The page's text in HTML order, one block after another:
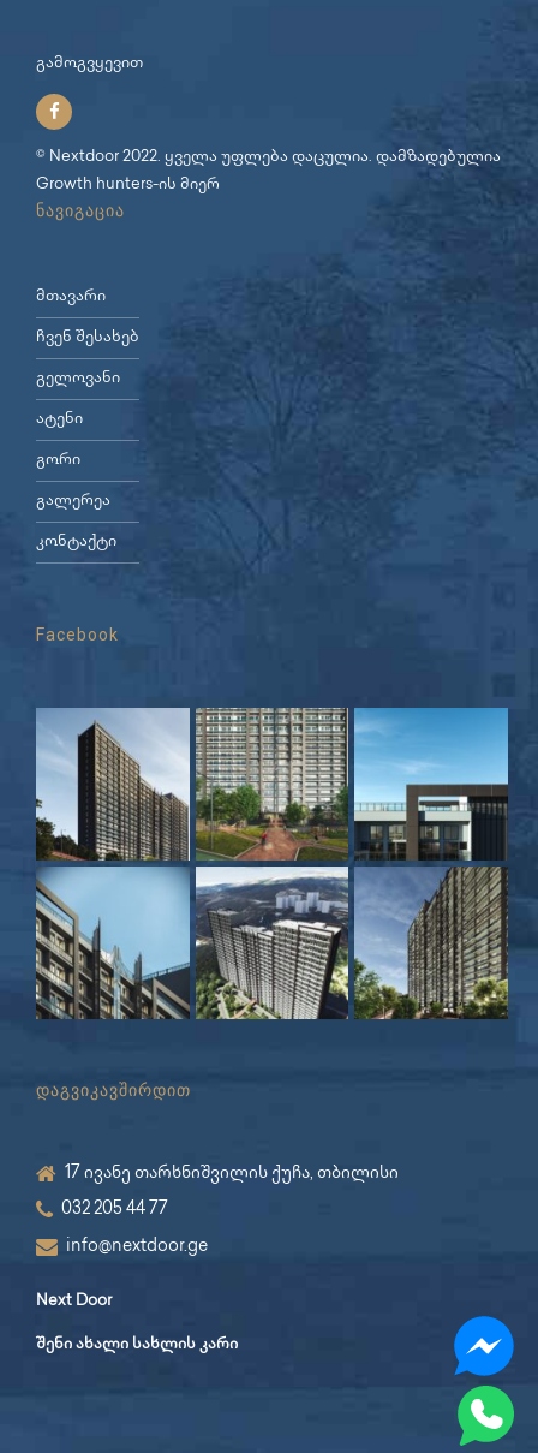
გამოგვყევით
© Nextdoor 2022. ყველა უფლება დაცულია. დამზადებულია
Growth hunters-ის მიერ
ნავიგაცია
მთავარი
ჩვენ შესახებ
გელოვანი
ატენი
გორი
გალერეა
კონტაქტი
Facebook
დაგვიკავშირდით
17 ივანე თარხნიშვილის ქუჩა, თბილისი
032 205 44 77
info@nextdoor.ge
Next Door
შენი ახალი სახლის კარი